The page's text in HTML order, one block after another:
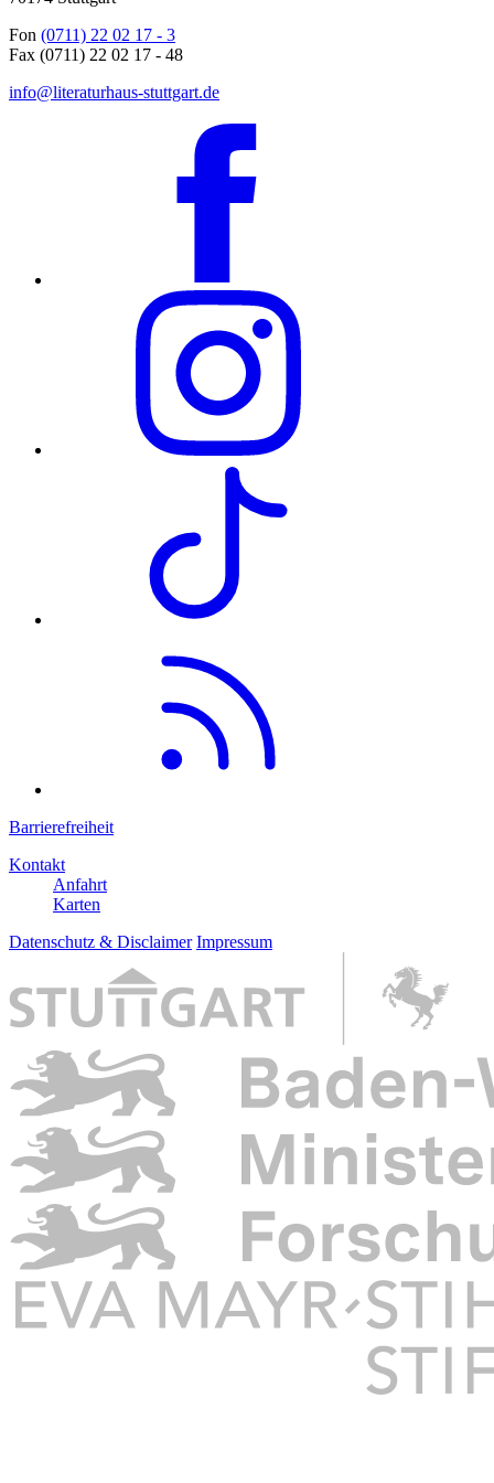
Fon (0711) 22 02 17 - 3
Fax (0711) 22 02 17 - 48
info@literaturhaus-stuttgart.de
Barrierefreiheit
Kontakt
Anfahrt
Karten
Datenschutz & Disclaimer Impressum